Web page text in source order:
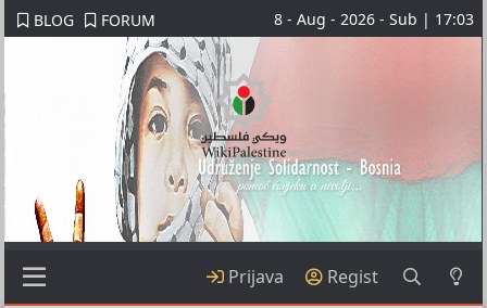
BLOG FORUM 8 - Aug - 2026 - Sub | 17:03
Prijava Regist